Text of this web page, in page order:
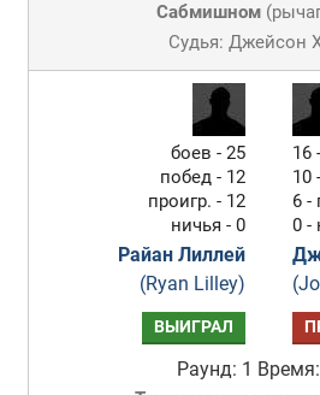
Сабмишном(
Судья: Джейсон
боев - 25
побед - 12
проигр. - 12
ничья - 0
Райан Лиллей
(Ryan Lilley)
16
10
6 -
0 -
ВЫИГРАЛ
Раунд: 1